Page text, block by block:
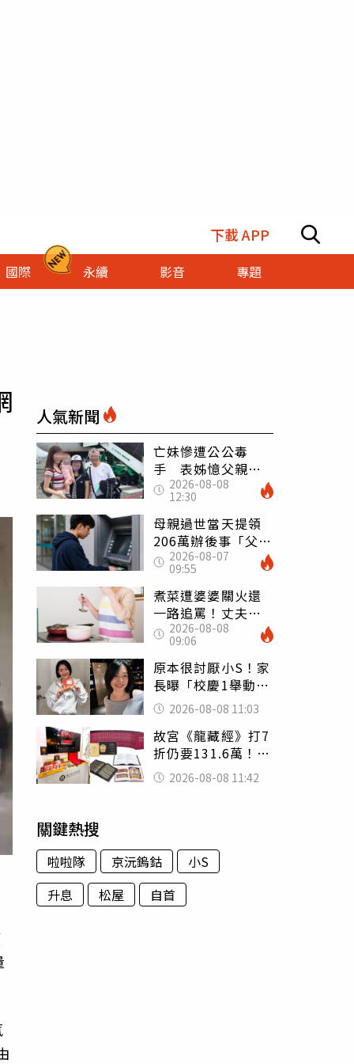
下載 APP
國際 永續 影音 專題
人氣新聞
亡妹慘遭公公毒
手 表姊憶父親節
前夕：小舅舅仍到
殯儀館陪她說話
2026-08-08
12:30
母親過世當天提領
206萬辦後事「父子
遭判刑」 律師：
搶錢先下手是罪
2026-08-07
09:55
煮菜遭婆婆關火還
一路追罵！丈夫勸
別計較「媽媽老
了」 人妻超崩
潰：我像台傭
2026-08-08
09:06
原本很討厭小S！家
長曝「校慶1舉動」
讓她徹底改觀 網
友洗版認證
2026-08-08 11:03
故宮《龍藏經》打7
折仍要131.6萬！
店員曝：有人原價
188萬付現購買
2026-08-08 11:42
關鍵熱搜
啦啦隊 京沅鎢鈷
小S
升息
松屋 自首